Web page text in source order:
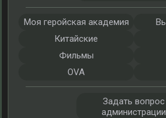
Моя геройская академия
Китайские
Фильмы
OVA
Задать вопрос
администрации